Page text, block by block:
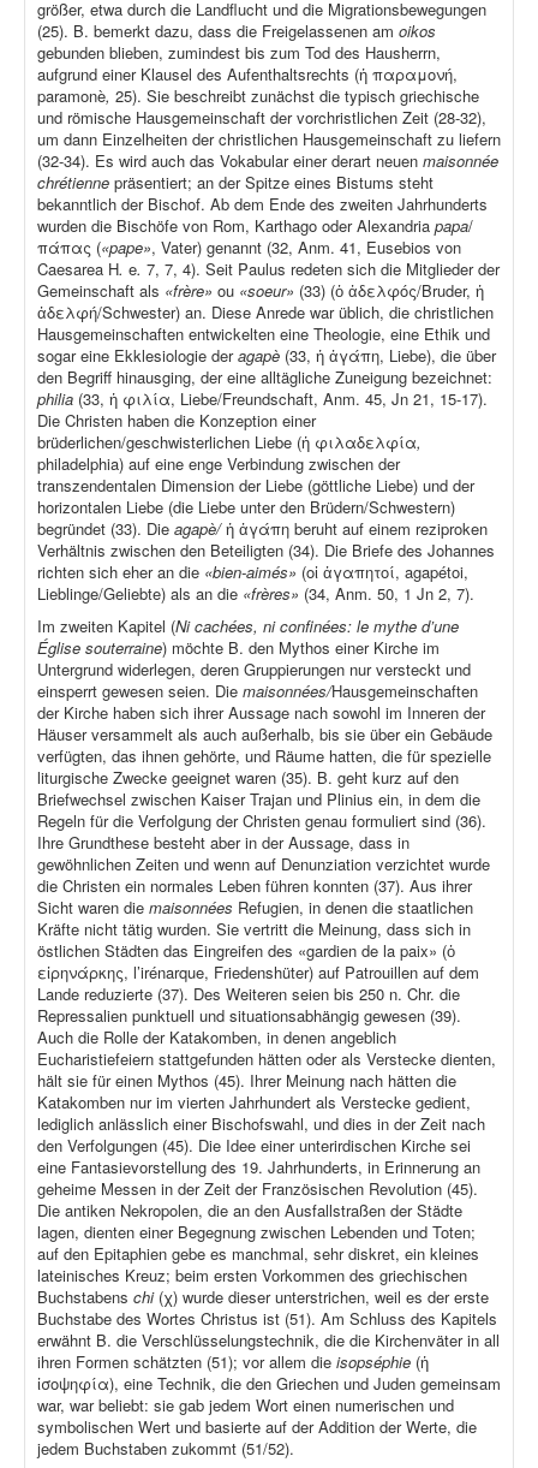
größer, etwa durch die Landflucht und die Migrationsbewegungen
(25). B. bemerkt dazu, dass die Freigelassenen am oikos
gebunden blieben, zumindest bis zum Tod des Hausherrn,
aufgrund einer Klausel des Aufenthaltsrechts (ἡ παραμονή,
paramonè, 25). Sie beschreibt zunächst die typisch griechische
und römische Hausgemeinschaft der vorchristlichen Zeit (28-32),
um dann Einzelheiten der christlichen Hausgemeinschaft zu liefern
(32-34). Es wird auch das Vokabular einer derart neuen maisonnée
chrétienne präsentiert; an der Spitze eines Bistums steht
bekanntlich der Bischof. Ab dem Ende des zweiten Jahrhunderts
wurden die Bischöfe von Rom, Karthago oder Alexandria papa/
πάπας («pape», Vater) genannt (32, Anm. 41, Eusebios von
Caesarea H. e. 7, 7, 4). Seit Paulus redeten sich die Mitglieder der
Gemeinschaft als «frère» ou «soeur» (33) (ὁ ἀδελφός/Bruder, ἡ
ἀδελφή/Schwester) an. Diese Anrede war üblich, die christlichen
Hausgemeinschaften entwickelten eine Theologie, eine Ethik und
sogar eine Ekklesiologie deragapè (33, ἡ ἀγάπη, Liebe), die über
den Begriff hinausging, der eine alltägliche Zuneigung bezeichnet:
philia (33, ἡ φιλία, Liebe/Freundschaft, Anm. 45, Jn 21, 15-17).
Die Christen haben die Konzeption einer
brüderlichen/geschwisterlichen Liebe (ἡ φιλαδελφία,
philadelphia) auf eine enge Verbindung zwischen der
transzendentalen Dimension der Liebe (göttliche Liebe) und der
horizontalen Liebe (die Liebe unter den Brüdern/Schwestern)
begründet (33). Die agapè/ἡ ἀγάπη beruht auf einem reziproken
Verhältnis zwischen den Beteiligten (34). Die Briefe des Johannes
richten sich eher an die «bien-aimés» (οἱ ἀγαπητοί, agapétoi,
Lieblinge/Geliebte) als an die «frères» (34, Anm. 50, 1 Jn 2, 7).
Im zweiten Kapitel (Ni cachées, ni confinées: le mythe d’une
Église souterraine) möchte B. den Mythos einer Kirche im
Untergrund widerlegen, deren Gruppierungen nur versteckt und
einsperrt gewesen seien. Die maisonnées/Hausgemeinschaften
der Kirche haben sich ihrer Aussage nach sowohl im Inneren der
Häuser versammelt als auch außerhalb, bis sie über ein Gebäude
verfügten, das ihnen gehörte, und Räume hatten, die für spezielle
liturgische Zwecke geeignet waren (35). B. geht kurz auf den
Briefwechsel zwischen Kaiser Trajan und Plinius ein, in dem die
Regeln für die Verfolgung der Christen genau formuliert sind (36).
Ihre Grundthese besteht aber in der Aussage, dass in
gewöhnlichen Zeiten und wenn auf Denunziation verzichtet wurde
die Christen ein normales Leben führen konnten (37). Aus ihrer
Sicht waren die maisonnées Refugien, in denen die staatlichen
Kräfte nicht tätig wurden. Sie vertritt die Meinung, dass sich in
östlichen Städten das Eingreifen des «gardien de la paix» (ὁ
εἰρηνάρκης, l’irénarque, Friedenshüter) auf Patrouillen auf dem
Lande reduzierte (37). Des Weiteren seien bis 250 n. Chr. die
Repressalien punktuell und situationsabhängig gewesen (39).
Auch die Rolle der Katakomben, in denen angeblich
Eucharistiefeiern stattgefunden hätten oder als Verstecke dienten,
hält sie für einen Mythos (45). Ihrer Meinung nach hätten die
Katakomben nur im vierten Jahrhundert als Verstecke gedient,
lediglich anlässlich einer Bischofswahl, und dies in der Zeit nach
den Verfolgungen (45). Die Idee einer unterirdischen Kirche sei
eine Fantasievorstellung des 19. Jahrhunderts, in Erinnerung an
geheime Messen in der Zeit der Französischen Revolution (45).
Die antiken Nekropolen, die an den Ausfallstraßen der Städte
lagen, dienten einer Begegnung zwischen Lebenden und Toten;
auf den Epitaphien gebe es manchmal, sehr diskret, ein kleines
lateinisches Kreuz; beim ersten Vorkommen des griechischen
Buchstabens chi (χ) wurde dieser unterstrichen, weil es der erste
Buchstabe des Wortes Christus ist (51). Am Schluss des Kapitels
erwähnt B. die Verschlüsselungstechnik, die die Kirchenväter in all
ihren Formen schätzten (51); vor allem die isopséphie (ἡ
ἰσοψηφία), eine Technik, die den Griechen und Juden gemeinsam
war, war beliebt: sie gab jedem Wort einen numerischen und
symbolischen Wert und basierte auf der Addition der Werte, die
jedem Buchstaben zukommt (51/52).